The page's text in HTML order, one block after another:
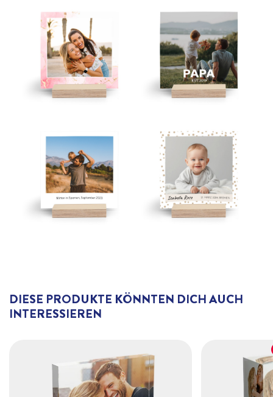
DIESE PRODUKTE KÖNNTEN DICH AUCH
INTERESSIEREN